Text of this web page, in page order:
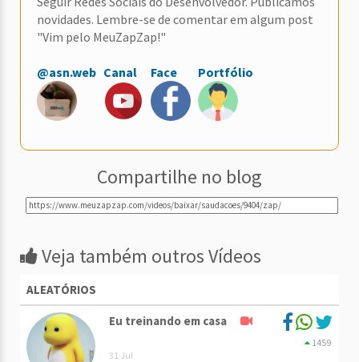
novidades. Lembre-se de comentar em algum post
"Vim pelo MeuZapZap!"
@asn.web Canal Face Portfólio
Compartilhe no blog
Veja também outros Vídeos
ALEATÓRIOS
Eu treinando em casa
31 Jul
1459